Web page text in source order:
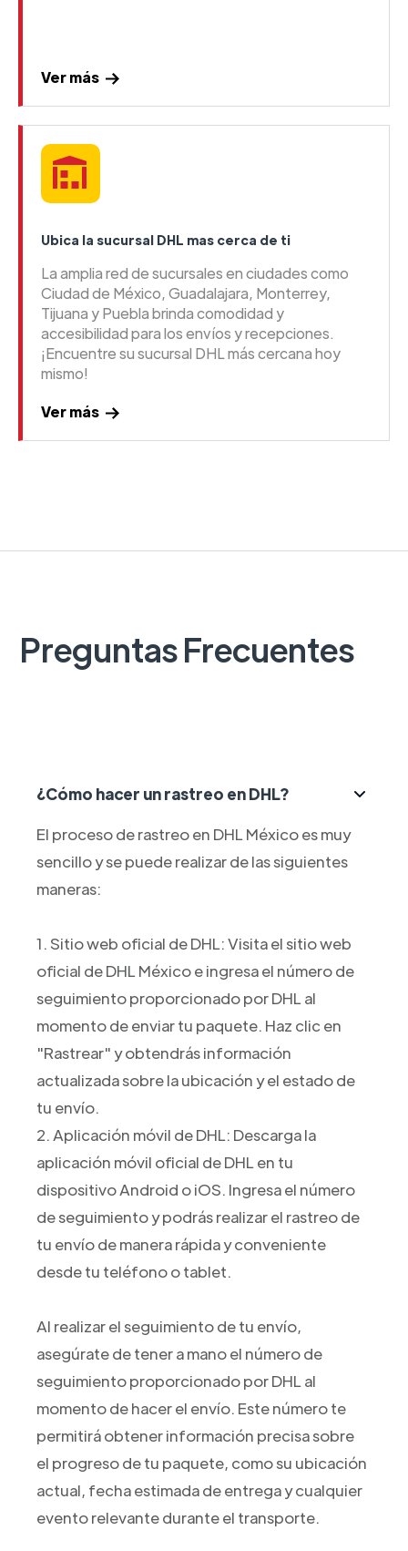
Ver más
Ubica la sucursal DHL mas cerca de ti
La amplia red de sucursales en ciudades como
Ciudad de México, Guadalajara, Monterrey,
Tijuana y Puebla brinda comodidad y
accesibilidad para los envíos y recepciones.
¡Encuentre su sucursal DHL más cercana hoy
mismo!
Ver más
Preguntas Frecuentes
¿Cómo hacer un rastreo en DHL?
El proceso de rastreo en DHL México es muy
sencillo y se puede realizar de las siguientes
maneras:
1. Sitio web oficial de DHL: Visita el sitio web
oficial de DHL México e ingresa el número de
seguimiento proporcionado por DHL al
momento de enviar tu paquete. Haz clic en
"Rastrear" y obtendrás información
actualizada sobre la ubicación y el estado de
tu envío.
2. Aplicación móvil de DHL: Descarga la
aplicación móvil oficial de DHL en tu
dispositivo Android o iOS. Ingresa el número
de seguimiento y podrás realizar el rastreo de
tu envío de manera rápida y conveniente
desde tu teléfono o tablet.
Al realizar el seguimiento de tu envío,
asegúrate de tener a mano el número de
seguimiento proporcionado por DHL al
momento de hacer el envío. Este número te
permitirá obtener información precisa sobre
el progreso de tu paquete, como su ubicación
actual, fecha estimada de entrega y cualquier
evento relevante durante el transporte.